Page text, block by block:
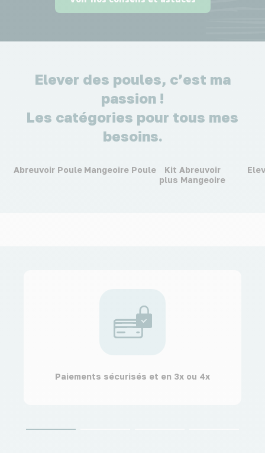
Elever des poules, c’est ma
passion !
Les catégories pour tous mes
besoins.
Abreuvoir Poule Mangeoire Poule
Kit Abreuvoir
plus Mangeoire
Paiements sécurisés et en 3x ou 4x